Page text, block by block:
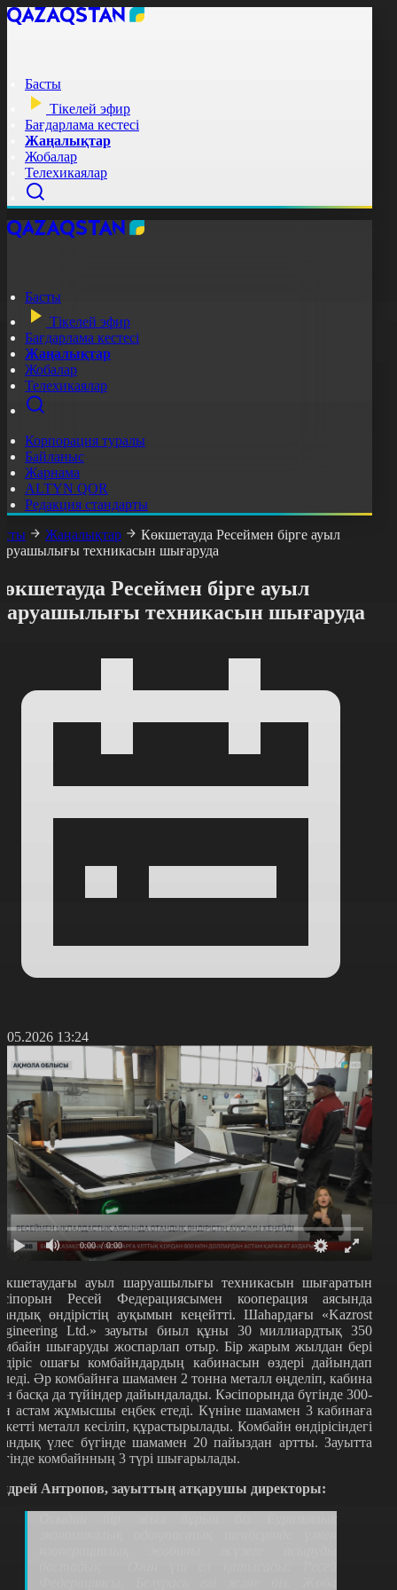
Басты
Тікелей эфир
Бағдарлама кестесі
Жаңалықтар
Жобалар
Телехикаялар
Басты
Тікелей эфир
Бағдарлама кестесі
Жаңалықтар
Жобалар
Телехикаялар
Корпорация туралы
Байланыс
Жарнама
ALTYN QOR
Редакция стандарты
Жаңалықтар
Көкшетауда Ресеймен бірге ауыл
техникасын шығаруда
Ресеймен бірге ауыл
техникасын шығаруда
13:24
0:00 / 0:00
ауыл шаруашылығытехникасын шығаратын
Ресей Федерациясымен кооперация аясында
өндірістің ауқымын кеңейтті. Шаһардағы «Kazrost
Ltd.» зауыты биыл құны 30 миллиардтық350
шығаруды жоспарлап отыр. Бір жарым жылдан бері
ошағы комбайндардың кабинасын өздері дайындап
Әр комбайнға шамамен 2 тонна металл өңделіп, кабина
басқа да түйіндер дайындалады. Кәсіпорында бүгінде 300-
астам жұмысшы еңбек етеді. Күніне шамамен 3 кабинаға
металл кесіліп, құрастырылады. Комбайн өндірісіндегі
үлес бүгінде шамамен 20 пайыздан артты. Зауытта
комбайнның 3 түрі шығарылады.
ндрей Антропов, зауыттың атқарушы директоры: